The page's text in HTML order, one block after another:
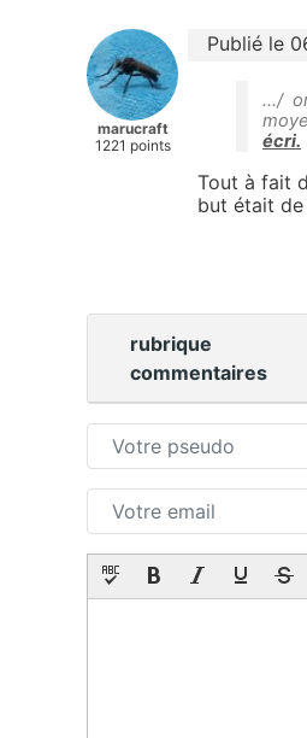
marucraft
1221 points
Publié le
.../
écri.
Tout à fait
but était
rubrique
commentaires